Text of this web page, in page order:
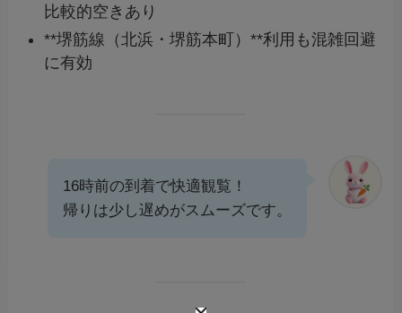
比較的空きあり
**堺筋線（北浜・堺筋本町）**利用も混雑回避
に有効
16時前の到着で快適観覧！
帰りは少し遅めがスムーズです。